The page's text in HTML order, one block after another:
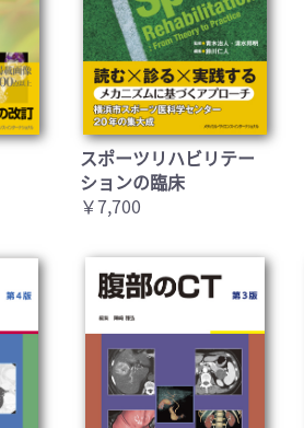
スポーツリハビリテー
ションの臨床
￥7,700